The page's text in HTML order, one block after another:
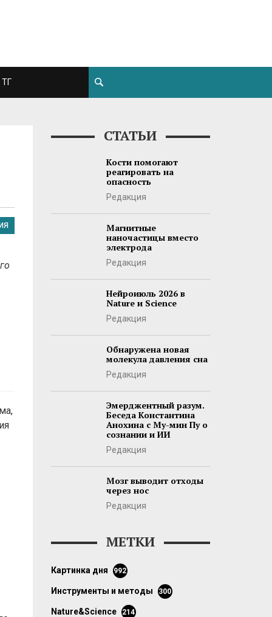
ТГ
СТАТЬИ
Кости помогают
реагировать на
опасность
Редакция
Магнитные
наночастицы вместо
электрода
Редакция
Нейроиюль 2026 в
Nature и Science
Редакция
Обнаружена новая
молекула давления сна
Редакция
Эмерджентный разум.
Беседа Константина
Анохина с Му-мин Пу о
сознании и ИИ
Редакция
Мозг выводит отходы
через нос
Редакция
МЕТКИ
картинка дня 992
инструменты и методы 300
Nature&Science 214